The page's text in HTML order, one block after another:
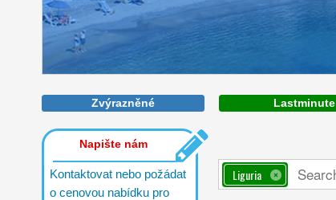
A haven of fragrance and colour
surrounding landscape
Zvýrazněné Lastminute
Napište nám
Kontaktovat nebo požádat
o cenovou nabídku pro
Liguria